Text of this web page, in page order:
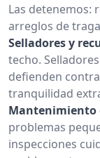
Las detenemos:
arreglos de
Selladores y
techo.
defienden
tranquilidad
Mantenimiento
problemas
inspecciones